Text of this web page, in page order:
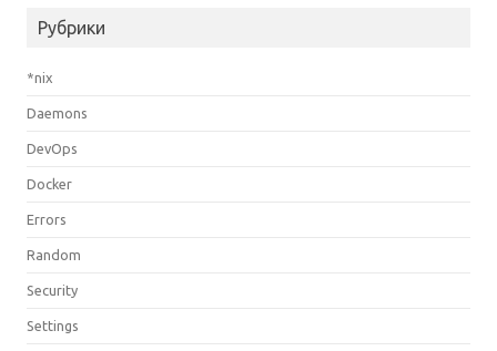
Рубрики
*nix
Daemons
DevOps
Docker
Errors
Random
Security
Settings